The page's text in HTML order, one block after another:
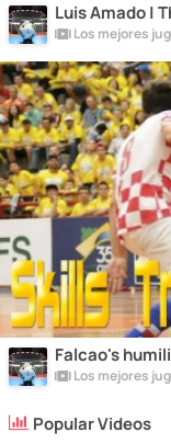
Luis Amado |
Los mejores
Falcao's
Los mejores
Popular Videos